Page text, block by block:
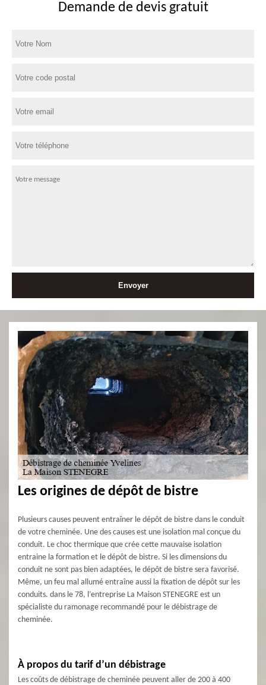
Demande de devis gratuit
Les origines de dépôt de bistre
Plusieurs causes peuvent entraîner le dépôt de bistre dans le conduit
de votre cheminée. Une des causes est une isolation mal conçue du
conduit. Le choc thermique que crée cette mauvaise isolation
entraine la formation et le dépôt de bistre. Si les dimensions du
conduit ne sont pas bien adaptées, le dépôt de bistre sera favorisé.
Même, un feu mal allumé entraîne aussi la fixation de dépôt sur les
conduits. dans le 78, l’entreprise La Maison STENEGRE est un
spécialiste du ramonage recommandé pour le débistrage de
cheminée.
À propos du tarif d’un débistrage
Les coûts de débistrage de cheminée peuvent aller de 200 à 400